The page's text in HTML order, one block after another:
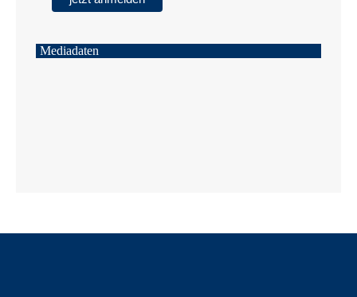
Mediadaten